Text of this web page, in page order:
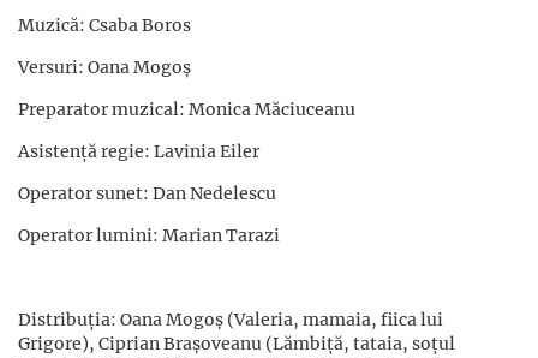
Muzică: Csaba Boros
Versuri: Oana Mogoș
Preparator muzical: Monica Măciuceanu
Asistență regie: Lavinia Eiler
Operator sunet: Dan Nedelescu
Operator lumini: Marian Tarazi
Distribuția: Oana Mogoș (Valeria, mamaia, fiica lui
Grigore), Ciprian Brașoveanu (Lămbiță, tataia, soțul